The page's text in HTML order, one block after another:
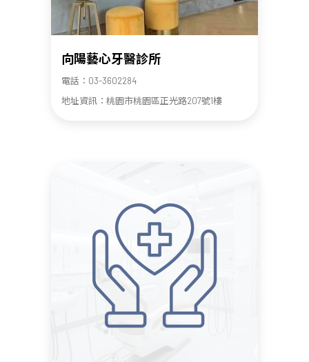
向陽藝心牙醫診所
電話：03-3602284
地址資訊：桃園市桃園區正光路207號1樓